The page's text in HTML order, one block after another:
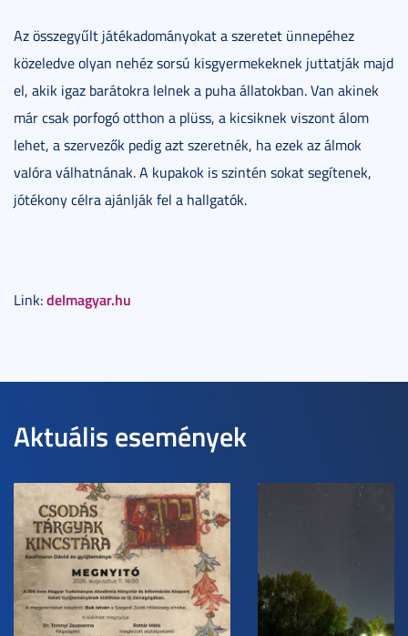
Az összegyűlt játékadományokat a szeretet ünnepéhez
közeledve olyan nehéz sorsú kisgyermekeknek juttatják majd
el, akik igaz barátokra lelnek a puha állatokban. Van akinek
már csak porfogó otthon a plüss, a kicsiknek viszont álom
lehet, a szervezők pedig azt szeretnék, ha ezek az álmok
valóra válhatnának. A kupakok is szintén sokat segítenek,
jótékony célra ajánlják fel a hallgatók.
Link:delmagyar.hu
Aktuális események